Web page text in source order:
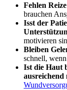
Fehlen
brauchen
Isst der
motivieren
Bleiben
schnell,
Ist die Haut
ausreichend